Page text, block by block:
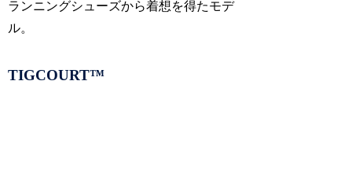
ランニングシューズから着想を得たモデ
ル。
TIGCOURT™